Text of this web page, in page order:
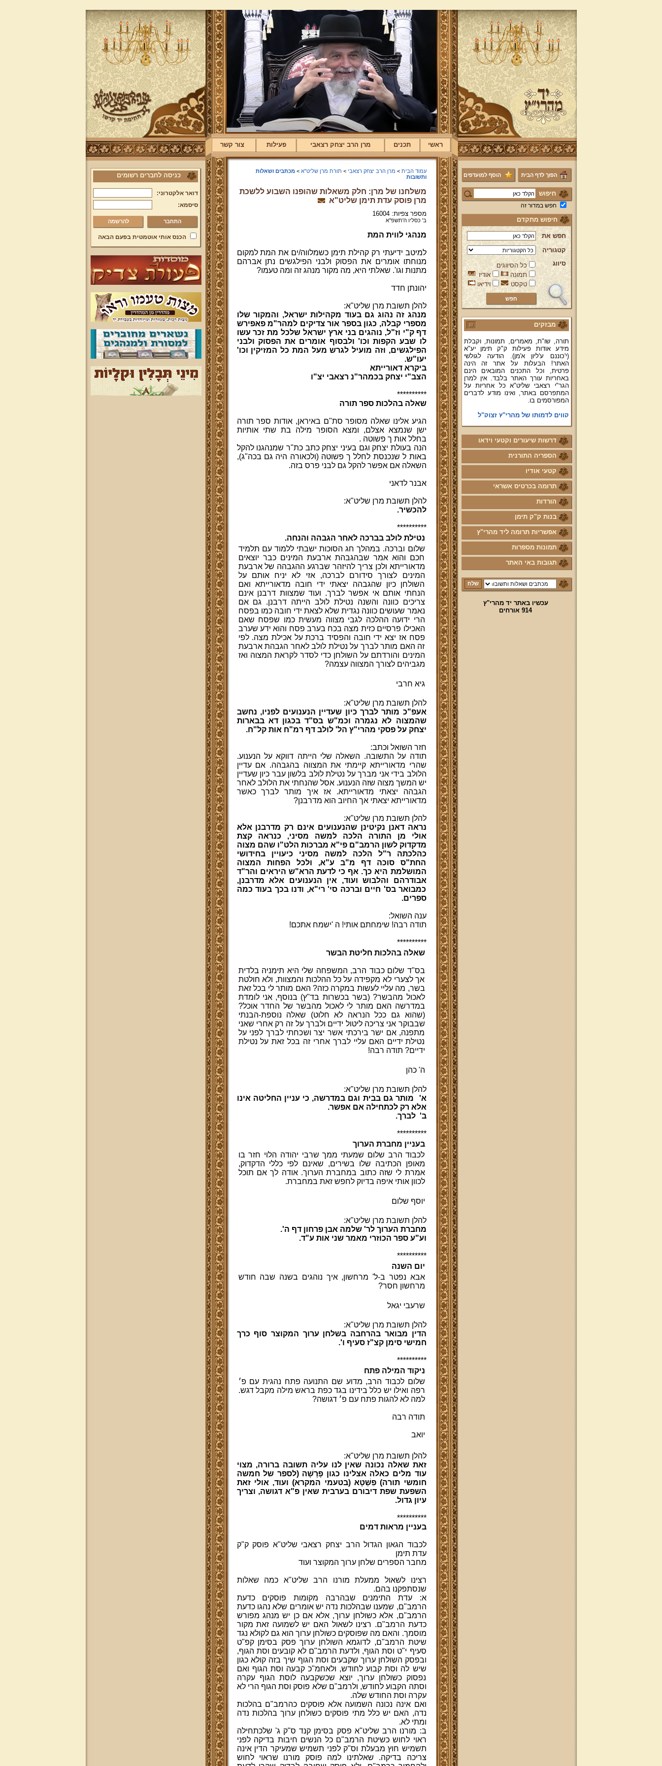
ראשי תכנים מרן הרב יצחק רצאבי פעילות צור קשר
הפוך לדף הבית הוסף למועדפים
חיפוש
חפש במדור זה
חיפוש מתקדם
חפש את
קטגוריה
סיווג
כל הסיווגים
תמונה
אודיו
טקסט
וידיאו
מבזקים
ברוכים הבאים לאתר מהרי"ץ
יד מהרי"ץ - פורטל תורני למורשת יהדות
תימן, האתר הרשמי להנצחת מורשתו
של גאון רבני תימן ותפארתם מהרי"ץ
זצוק"ל. באתר תמצאו גם תכנים תורניים
והלכתיים רבים של מרן הגאון הרב יצחק
רצאבי שליט"א - פוסק עדת תימן,
מחבר ספרי שלחן ערוך המקוצר ח"ח
לעיין ולהאזין ולצפות במבחר שיעורי
תורה, שו"ת, מאמרים, תמונות, וקבלת
מידע אודות פעילות ק"ק תימן יע"א
(י'כוננם ע'ליון א'מן). הודעה לגולשי
האתר! הבעלות על אתר זה הינה
פרטית, וכל התכנים המובאים הינם
באחריות עורך האתר בלבד. אין למרן
הגר"י רצאבי שליט"א כל אחריות על
המתפרסם באתר, ואינו מודע לדברים
המפורסמים בו.
קווים לדמותו של מהרי"ץ זצוק"ל
פניה נרגשת אל אחינו בני עדת תימן
יע"א די בכל אתר ואתר
טופס הוראת קבע
לוח לימוד "עמוד יומי" בספר הזוהר
הקדוש
קול קורא לעמוד על משמר מסורת
ק"ק תימן יע"א וחיזוקה
פרשת השבוע להאזנה מאת החזן
ה"ה יהודה דהרי הי"ו
הרשמה לקהילת מהרי"ץ
נוספו קטעי וידאו
השיעור השבועי
הבהרת מרן שליט"א על השיעור
פרויקט הכנסת ספרי מרן שליט"א
פרויקט הכנסת מאמרי מרן שליט"א
דרשות שיעורים וקטעי וידאו
הספריה התורנית
קטעי אודיו
תרומה בכרטיס אשראי
הורדות
בנות ק"ק תימן
אפשריות תרומה ליד מהרי"ץ
תמונות מספרות
תגובות באי האתר
עכשיו באתר יד מהרי"ץ
914 אורחים
עמוד הבית > מרן הרב יצחק רצאבי > תורת מרן שליט"א >מכתבים ושאלות
ותשובות
משלחנו של מרן: חלק משאלות שהופנו השבוע ללשכת
מרן פוסק עדת תימן שליט"א
מספר צפיות: 16004
ב' כסליו ה'תשפ''א
מנהגי לווית המת
למיטב ידיעתי רק קהילת תימן כשמלווה/ים את המת למקום
מנוחתו אומרים את הפסוק ולבני הפילגשים נתן אברהם
מתנות וגו'. שאלתי היא, מה מקור מנהג זה ומה טעמו?
יהונתן חדד
להלן תשובת מרן שליט"א:
מנהג זה נהוג גם בעוד מקהילות ישראל, והמקור שלו
מספרי קבלה, כגון בספר אור צדיקים למהר"מ פאפירש
דף ק"י וז"ל, נוהגים בני ארץ ישראל שלכל מת זכר עשו
לו שבע הקפות וכו' ולבסוף אומרים את הפסוק ולבני
הפילגשים, וזה מועיל לגרש מעל המת כל המזיקין וכו'
יעו"ש.
ביקרא דאורייתא
הצב"י יצחק בכמהר"נ רצאבי יצ"ו
**********
שאלה בהלכות ספר תורה
הגיע אלינו שאלה מסופר סת"ם באיראן, אודות ספר תורה
ישן שנמצא אצלם, ומצא הסופר מילה בת שתי אותיות
בחלל אות ך פשוטה .
הנה בעולת יצחק וגם בעיני יצחק כתב כת"ר שמנהגנו להקל
באות ל שנכנסת לחלל ך פשוטה (ולכאורה היה גם בכה"ג),
השאלה אם אפשר להקל גם לבני פרס בזה.
אבנר לדאני
להלן תשובת מרן שליט"א:
להכשיר.
**********
נטילת לולב בברכה לאחר הגבהה והנחה.
שלום וברכה. במהלך חג הסוכות ישבתי ללמוד עם תלמיד
חכם והוא אמר שבהגבהת ארבעת המינים כבר יוצאים
מדאורייתא ולכן צריך להיזהר שברגע ההגבהה של ארבעת
המינים לצורך סידורם לברכה, אזי לא יניח אותם על
השולחן כיון שהגבהה יצאתי ידי חובה מדאורייתא ואם
הנחתי אותם אי אפשר לברך. ועוד שמצוות דרבנן אינם
צריכים כוונה והשנה נטילת לולב הייתה דרבנן. גם אם
נאמר שעושים כוונה נגדית שלא לצאת ידי חובה כמו בפסח
הרי ידועה ההלכה לגבי מצווה מעשית כמו שפסח שאם
האכילו פרסיים כזית מצה בכח בערב פסח והוא ידע שערב
פסח אז יצא ידי חובה והפסיד ברכת על אכילת מצה. לפי
זה האם מותר לברך על נטילת לולב לאחר הגבהת ארבעת
המינים והורדתם על השולחן כדי לסדר לקראת המצוה ואז
מגביהים לצורך המצווה עצמה?
גיא חרבי
להלן תשובת מרן שליט"א:
אעפ"כ מותר לברך כיון שעדיין הנענועים לפניו, נחשב
שהמצוה לא נגמרה וכמ"ש בס"ד בכגון דא בבארות
יצחק על פסקי מהרי"ץ הל' לולב דף רמ"ח אות קל"ח.
חזר השואל וכתב:
תודה על התשובה. השאלה שלי הייתה דווקא על הנענוע.
שהרי מדאורייתא קיימתי את המצווה בהגבהה. אם עדיין
הלולב בידי אני מברך על נטילת לולב בלשון עבר כיון שעדיין
יש המשך מצוה שזה הנענוע. אסל שהנחתי את הלולב לאחר
הגבהה יצאתי מדאורייתא. אז איך מותר לברך כאשר
מדאורייתא יצאתי אך החיוב הוא מדרבנן?
להלן תשובת מרן שליט"א:
נראה דאנן נקיטינן שהנענועים אינם רק מדרבנן אלא
אולי מן התורה הלכה למשה מסיני, כנראה קצת
מדקדוק לשון הרמב"ם פי"א מברכות הלט"ו שהם מצוה
כהלכתה ר"ל הלכה למשה מסיני כיעויין בחידושי
החת"ס סוכה דף מ"ב ע"א, ולכל הפחות המצוה
המושלמת היא כך. אף כי לדעת הרא"ש היראים והר"ד
אבודרהם והלבוש ועוד, אין הנענועים אלא מדרבנן,
כמבואר בס' חיים וברכה סי' רי"א, ודנו בכך בעוד כמה
ספרים.
ענה השואל:
תודה רבה! שימחתם אותי! ה 'ישמח אתכם!
**********
שאלה בהלכות חליטת הבשר
בס"ד שלום כבוד הרב, המשפחה שלי היא תימניה בלדית
אך לצערי לא מקפידה על כל ההלכות והמצוות, ולא חולטת
בשר, מה עליי לעשות במקרה כזה? האם מותר לי בכל זאת
לאכול מהבשר? (בשר בכשרות בד"ץ) בנוסף, אני לומדת
במדרשה האם מותר לי לאכול מהבשר של החדר אוכל?
(שהוא גם ככל הנראה לא חלוט) שאלה נוספת-הבנתי
שבבוקר אני צריכה ליטול ידיים ולברך על זה רק אחרי שאני
מתפנה, אם ישר בירכתי אשר יצר ושכחתי לברך לפני על
נטילת ידיים האם עליי לברך אחרי זה בכל זאת על נטילת
ידיים? תודה רבה!
ה' כהן
להלן תשובת מרן שליט"א:
א' מותר גם בבית וגם במדרשה, כי עניין החליטה אינו
אלא רק לכתחילה אם אפשר.
ב' לברך.
**********
בעניין מחברת הערוך
לכבוד הרב שלום שמעתי ממך שרבי יהודה הלוי חזר בו
מאופן הכתיבה שלו בשירים, שאינם לפי כללי הדקדוק,
אמרת לי שזה כתוב במחברת הערוך. אודה לך אם תוכל
לכוון אותי איפה בדיוק לחפש זאת במחברת.
יוסף שלום
להלן תשובת מרן שליט"א:
מחברת הערוך לר' שלמה אבן פרחון דף ה'.
וע"ע ספר הכוזרי מאמר שני אות ע"ד.
**********
יום השנה
אבא נפטר ב-ל' מרחשון, איך נוהגים בשנה שבה חודש
מרחשון חסר?
שרעבי יגאל
להלן תשובת מרן שליט"א:
הדין מבואר בהרחבה בשלחן ערוך המקוצר סוף כרך
חמישי סימן קצ"ז סעיף ו'.
**********
ניקוד המילה פתח
שלום לכבוד הרב, מדוע שם התנועה פתח נהגית עם פ׳
רפה ואילו יש כלל בידינו בגד כפת בראש מילה מקבל דגש.
למה לא להגות פתח עם פ׳ דגושה?
תודה רבה
יואב
להלן תשובת מרן שליט"א:
זאת שאלה נכונה שאין לנו עליה תשובה ברורה, מצוי
עוד מלים כאלה אצלינו כגון פָרָשָׁה (לספר של חמשה
חומשי תורה) פִשְׁטָא (בטעמי המקרא) ועוד, אולי זאת
השפעת שפת דיבורם בערבית שאין פ"א דגושה, וצריך
עיון גדול.
**********
בעניין מראות דמים
לכבוד הגאון הגדול הרב יצחק רצאבי שליט"א פוסק ק"ק
עדת תימן
מחבר הספרים שלחן ערוך המקוצר ועוד
רצינו לשאול ממעלת מורנו הרב שליט"א כמה שאלות
שנסתפקנו בהם.
א: עדת התימנים שבהרבה מקומות פוסקים כדעת
הרמב"ם, שמענו שבהלכות נדה יש אומרים שלא נהגו כדעת
הרמב"ם, אלא כשולחן ערוך, אלא אם כן יש מנהג מפורש
כדעת הרמב"ם. רצינו לשאול האם יש לשמועה זאת מקור
מוסמך. והאם מה שפוסקים כשולחן ערוך הוא גם לקולא נגד
שיטת הרמב"ם, לדוגמא השולחן ערוך פסק בסימן קפ"ט
סעיף י"ט וסת הגוף, ולדעת הרמב"ם לא קובעים וסת הגוף,
ובפסק השולחן ערוך שקבעים וסת הגוף שיך בזה קולא כגון
שיש לה וסת קבוע לחודש, ולאחמ"כ קבעה וסת הגוף ואם
נפסוק כשולחן ערוך, יוצא שכשקבעה לוסת הגוף עקרה
וסתה הקבוע לחודש, ולרמב"ם שלא פוסק וסת הגוף הרי לא
עקרה וסת החודש שלה.
ואם אינה נכונה השמועה אלא פוסקים כהרמב"ם בהלכות
נדה, האם יש כלל מתי פוסקים כשולחן ערוך בהלכות נדה
ומתי לא.
ב: מורנו הרב שליט"א פסק בסימן קנד ס"ק ג' שלכתחילה
ראוי לחוש כשיטת הרמב"ם כל הנשים חיבות בדיקה לפני
תשמיש חוץ מבעלת וס"ק לפני תשמיש שמעיקר הדין אינה
צריכה בדיקה. שאלתינו למה פוסק מורנו שראוי לחוש
כניסה לחברים רשומים
דואר אלקטרוני:
סיסמא:
להרשמה
הכנס אותי אוטמטית בפעם הבאה